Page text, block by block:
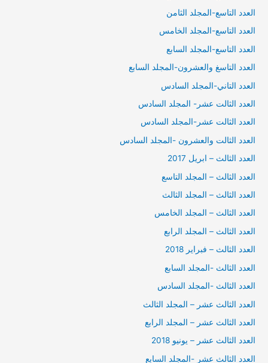
العدد التاسع-المجلد الثامن
العدد التاسع-المجلد الخامس
العدد التاسع-المجلد السابع
العدد التاسغ والعشرون-المجلد السابع
العدد التاني-المجلد السادس
العدد الثالت عشر- المجلد السادس
العدد الثالت عشر-المجلد السادس
العدد الثالت والعشرون -المجلد السادس
العدد الثالث – ابريل 2017
العدد الثالث – المجلد التاسع
العدد الثالث – المجلد الثالث
العدد الثالث – المجلد الخامس
العدد الثالث – المجلد الرابع
العدد الثالث – فبراير 2018
العدد الثالث -المجلد السابع
العدد الثالث -المجلد السادس
العدد الثالث عشر – المجلد الثالث
العدد الثالث عشر – المجلد الرابع
العدد الثالث عشر – يونيو 2018
العدد الثالث عشر -المجلد السابع